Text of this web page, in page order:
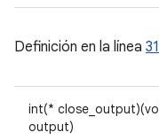
Definición en la línea
int(*
output)